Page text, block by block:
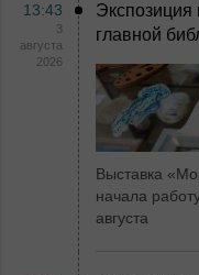
13:43
3
августа
2026
главной
Выставка
начала
августа